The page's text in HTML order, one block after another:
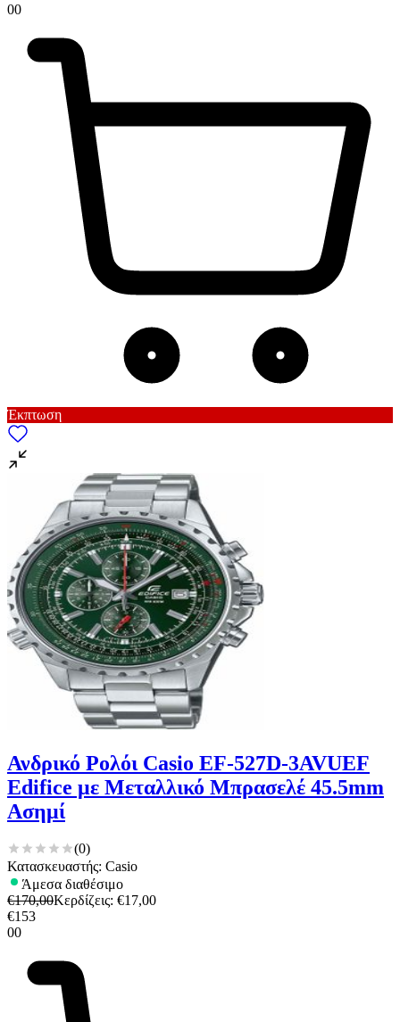
00
Έκπτωση
Ανδρικό Ρολόι Casio EF-527D-3AVUEF
Edifice με Μεταλλικό Μπρασελέ 45.5mm
Ασημί
(0)
Κατασκευαστής: Casio
Άμεσα διαθέσιμο
€170,00Κερδίζεις: €17,00
€153
00